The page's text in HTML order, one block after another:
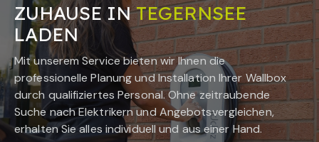
ZUHAUSE INTEGERNSEE
LADEN
Mit unserem Service bieten wir Ihnen die
professionelle Planung und Installation Ihrer Wallbox
durch qualifiziertes Personal. Ohne zeitraubende
Suche nach Elektrikern und Angebotsvergleichen,
erhalten Sie alles individuell und aus einer Hand.